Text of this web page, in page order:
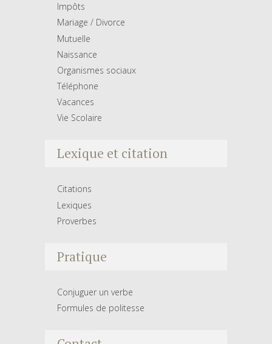
Impôts
Mariage / Divorce
Mutuelle
Naissance
Organismes sociaux
Téléphone
Vacances
Vie Scolaire
Lexique et citation
Citations
Lexiques
Proverbes
Pratique
Conjuguer un verbe
Formules de politesse